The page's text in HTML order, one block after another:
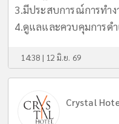
3.มีประสบการณ์การทำ
4.ดูแลและควบคุมการดำ
14:38 | 12 มิ.ย. 69
Crystal